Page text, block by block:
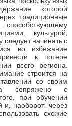
которой
традиционные
культурой,
следует начинать с
во избежание
к потере
всего региона.
строится на
со своим
сопряжено с
при обучении
и, наоборот, через
схожие